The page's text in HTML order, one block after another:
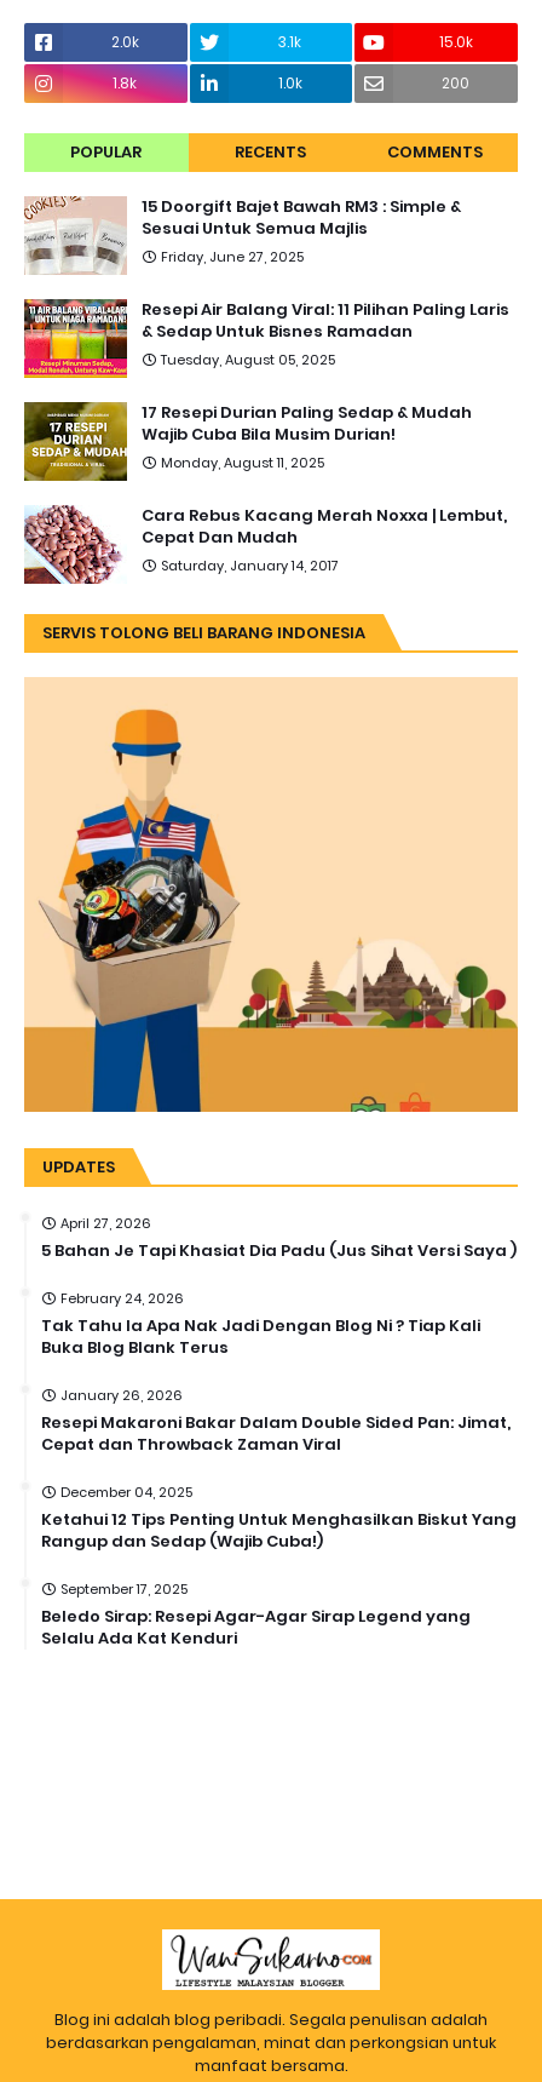
2.0k 3.1k
15.0k
1.8k
1.0k 200
POPULAR RECENTS COMMENTS
15 Doorgift Bajet Bawah RM3 : Simple &
Sesuai Untuk Semua Majlis
Friday, June 27, 2025
Resepi Air Balang Viral: 11 Pilihan Paling Laris
& Sedap Untuk Bisnes Ramadan
Tuesday, August 05, 2025
17 Resepi Durian Paling Sedap & Mudah
Wajib Cuba Bila Musim Durian!
Monday, August 11, 2025
Cara Rebus Kacang Merah Noxxa | Lembut,
Cepat Dan Mudah
Saturday, January 14, 2017
SERVIS TOLONG BELI BARANG INDONESIA
UPDATES
April 27, 2026
5 Bahan Je Tapi Khasiat Dia Padu (Jus Sihat Versi Saya )
February 24, 2026
Tak Tahu la Apa Nak Jadi Dengan Blog Ni ? Tiap Kali
Buka Blog Blank Terus
January 26, 2026
Resepi Makaroni Bakar Dalam Double Sided Pan: Jimat,
Cepat dan Throwback Zaman Viral
December 04, 2025
Ketahui 12 Tips Penting Untuk Menghasilkan Biskut Yang
Rangup dan Sedap (Wajib Cuba!)
September 17, 2025
Beledo Sirap: Resepi Agar-Agar Sirap Legend yang
Selalu Ada Kat Kenduri
Blog ini adalah blog peribadi. Segala penulisan adalah
berdasarkan pengalaman, minat dan perkongsian untuk
manfaat bersama.